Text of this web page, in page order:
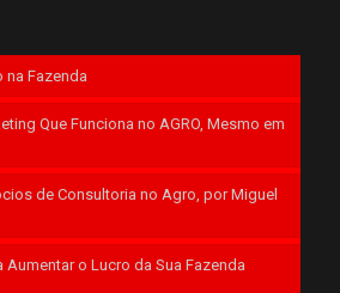
na Fazenda
Que Funciona no AGRO, Mesmo em
de Consultoria no Agro, por Miguel
Aumentar o Lucro da Sua Fazenda